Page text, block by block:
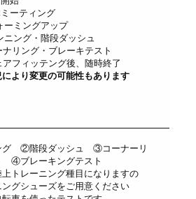
ーティング
ミングアップ
ング・階段ダッシュ
ナリング・ブレーキテスト
アフィッテング後、随時終了
より変更の可能性もあります
グ ②階段ダッシュ ③コーナーリ
④ブレーキングテスト
トレーニング種目になりますの
グシューズをご用意ください